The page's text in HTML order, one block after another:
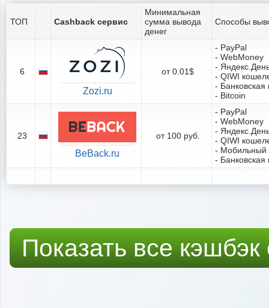
ТОП Cashback сервис
Минимальная
сумма вывода
денег
Способы
6
Zozi.ru
от 0.01$
- PayPal
- WebMoney
-
- QIWI
- Банковская
- Bitcoin
23
BeBack.ru
от 100 руб.
- PayPal
- WebMoney
-
- QIWI
- Мобильный
- Банковская
Показать все